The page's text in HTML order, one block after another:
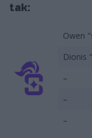
tak:
Owen "
Dionis "
–
–
–